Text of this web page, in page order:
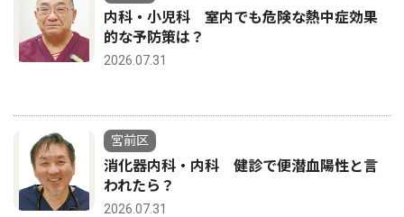
内科・小児科 室内でも危険な熱中症効果
的な予防策は？
2026.07.31
宮前区
消化器内科・内科 健診で便潜血陽性と言
われたら？
2026.07.31